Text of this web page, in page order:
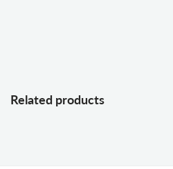
Related products